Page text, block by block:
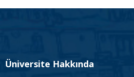
Üniversite Hakkında